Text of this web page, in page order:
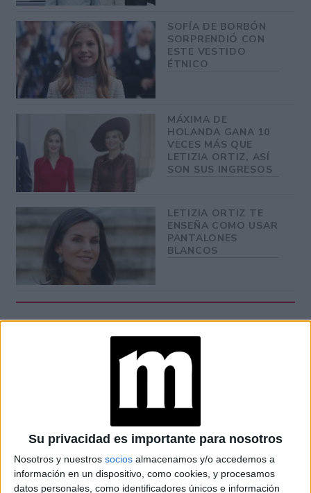
Su privacidad es importante para nosotros
Nosotros y nuestros socios almacenamos y/o accedemos a
información en un dispositivo, como cookies, y procesamos
datos personales, como identificadores únicos e información
SOFÍA DE BORBÓN
SORPRENDIÓ CON
ESTE VESTIDO
ÉTNICO
MÁXIMA DE
HOLANDA GANA 10
VECES MÁS QUE
LETIZIA ORTIZ, ASÍ
SON SUS INGRESOS
LETIZIA ORTIZ TE
ENSEÑA COMO USAR
PANTALONES
BLANCOS
La soberana española es respetada por su
en materia de moda, vuelve tendencia ítems